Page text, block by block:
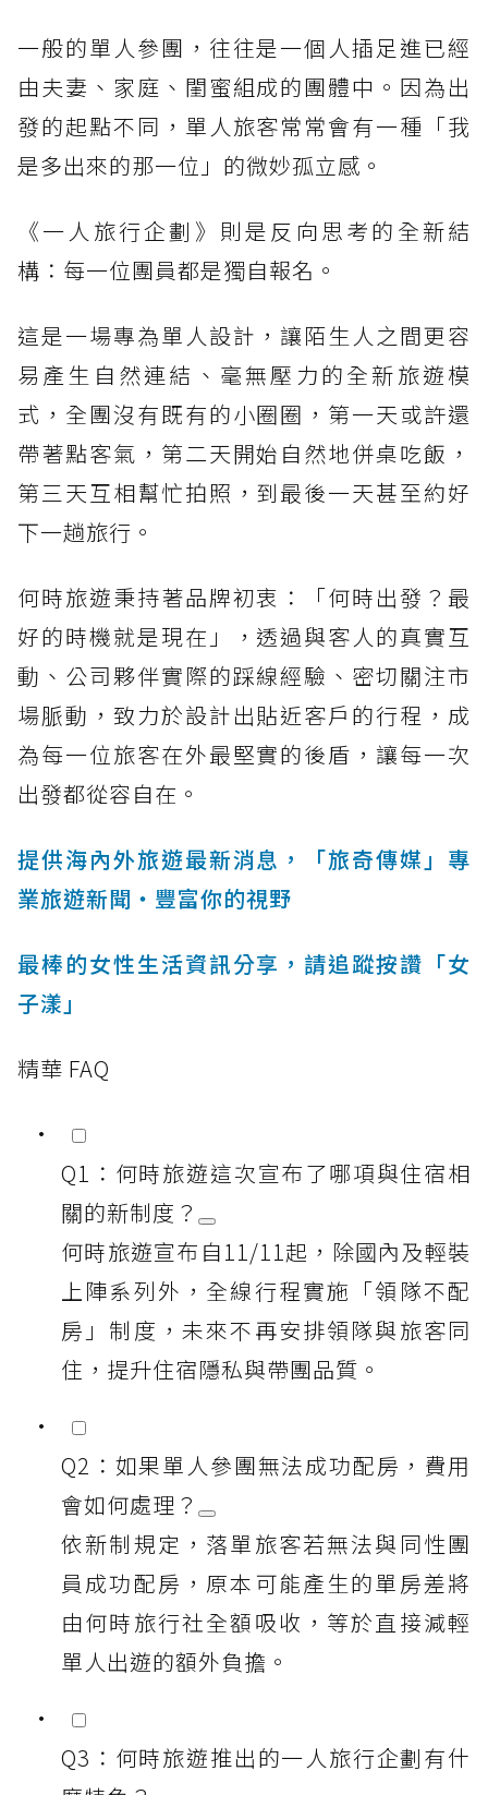
一般的單人參團，往往是一個人插足進已經
由夫妻、家庭、閨蜜組成的團體中。因為出
發的起點不同，單人旅客常常會有一種「我
是多出來的那一位」的微妙孤立感。
《一人旅行企劃》則是反向思考的全新結
構：每一位團員都是獨自報名。
這是一場專為單人設計，讓陌生人之間更容
易產生自然連結、毫無壓力的全新旅遊模
式，全團沒有既有的小圈圈，第一天或許還
帶著點客氣，第二天開始自然地併桌吃飯，
第三天互相幫忙拍照，到最後一天甚至約好
下一趟旅行。
何時旅遊秉持著品牌初衷：「何時出發？最
好的時機就是現在」，透過與客人的真實互
動、公司夥伴實際的踩線經驗、密切關注市
場脈動，致力於設計出貼近客戶的行程，成
為每一位旅客在外最堅實的後盾，讓每一次
出發都從容自在。
提供海內外旅遊最新消息，「旅奇傳媒」專
業旅遊新聞‧豐富你的視野
最棒的女性生活資訊分享，請追蹤按讚「女
子漾」
精華 FAQ
Q1：何時旅遊這次宣布了哪項與住宿相
關的新制度？
何時旅遊宣布自11/11起，除國內及輕裝
上陣系列外，全線行程實施「領隊不配
房」制度，未來不再安排領隊與旅客同
住，提升住宿隱私與帶團品質。
Q2：如果單人參團無法成功配房，費用
會如何處理？
依新制規定，落單旅客若無法與同性團
員成功配房，原本可能產生的單房差將
由何時旅行社全額吸收，等於直接減輕
單人出遊的額外負擔。
Q3：何時旅遊推出的一人旅行企劃有什